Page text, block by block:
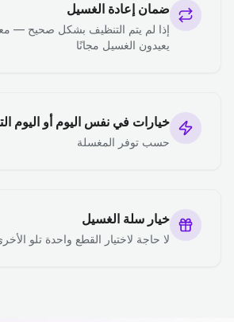
ضمان إعادة الغسيل
إذا لم يتم التنظيف بشكل صحيح —
يعيدون الغسيل مجانًا
خيارات في نفس اليوم أو اليوم
حسب توفر المغسلة
خيار سلة الغسيل
لا حاجة لاختيار القطع واحدة تلو